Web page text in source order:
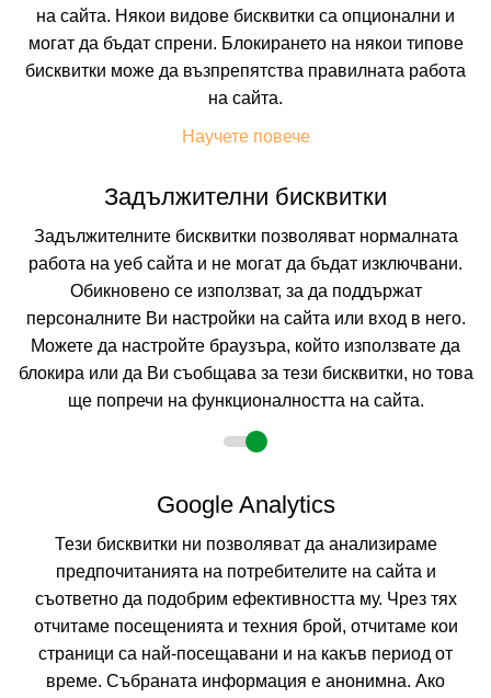
12 REVAY HOTEL
BUDAPEST, HUNGARY Покажи на картата
(от 0 мнения на клиенти)
На изплащане с
КАЛКУЛИРАЙ ЦЕНА
на сайта. Някои видове бисквитки са опционални и
могат да бъдат спрени. Блокирането на някои типове
бисквитки може да възпрепятства правилната работа
на сайта.
Научете повече
Задължителни бисквитки
Задължителните бисквитки позволяват нормалната
работа на уеб сайта и не могат да бъдат изключвани.
Обикновено се използват, за да поддържат
персоналните Ви настройки на сайта или вход в него.
Можете да настройте браузъра, който използвате да
блокира или да Ви съобщава за тези бисквитки, но това
ще попречи на функционалността на сайта.
Google Analytics
Тези бисквитки ни позволяват да анализираме
предпочитанията на потребителите на сайта и
съответно да подобрим ефективността му. Чрез тях
отчитаме посещенията и техния брой, отчитаме кои
страници са най-посещавани и на какъв период от
време. Събраната информация е анонимна. Ако